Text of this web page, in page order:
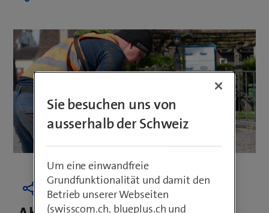
Sie besuchen uns von
ausserhalb der Schweiz
Um eine einwandfreie
Grundfunktionalität und damit den
Betrieb unserer Webseiten
(swisscom.ch, blueplus.ch und